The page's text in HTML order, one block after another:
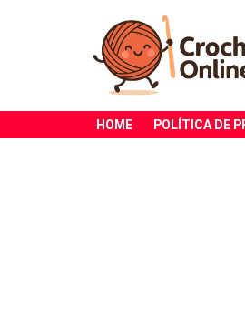
HOME POLÍTICA DE